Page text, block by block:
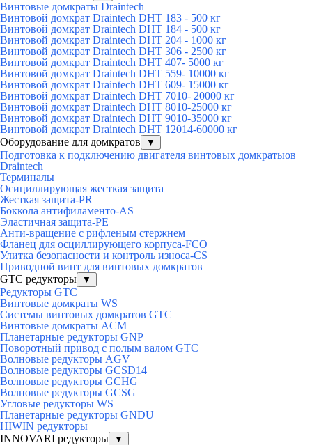
Винтовые домкраты Draintech
Винтовой домкрат Draintech DHT 183 - 500 кг
Винтовой домкрат Draintech DHT 184 - 500 кг
Винтовой домкрат Draintech DHT 204 - 1000 кг
Винтовой домкрат Draintech DHT 306 - 2500 кг
Винтовой домкрат Draintech DHT 407- 5000 кг
Винтовой домкрат Draintech DHT 559- 10000 кг
Винтовой домкрат Draintech DHT 609- 15000 кг
Винтовой домкрат Draintech DHT 7010- 20000 кг
Винтовой домкрат Draintech DHT 8010-25000 кг
Винтовой домкрат Draintech DHT 9010-35000 кг
Винтовой домкрат Draintech DHT 12014-60000 кг
Оборудование для домкратов
▼
Подготовка к подключению двигателя винтовых домкратыов
Draintech
Терминалы
Осициллирующая жесткая защита
Жесткая защита-PR
Боккола антифиламенто-AS
Эластичная защита-PE
Анти-вращение с рифленым стержнем
Фланец для осциллирующего корпуса-FCO
Улитка безопасности и контроль износа-CS
Приводной винт для винтовых домкратов
GTC редукторы
▼
Редукторы GTC
Винтовые домкраты WS
Системы винтовых домкратов GTC
Винтовые домкраты ACM
Планетарные редукторы GNP
Поворотный привод с полым валом GTC
Волновые редукторы AGV
Волновые редукторы GCSD14
Волновые редукторы GCHG
Волновые редукторы GCSG
Угловые редукторы WS
Планетарные редукторы GNDU
HIWIN редукторы
INNOVARI редукторы
▼